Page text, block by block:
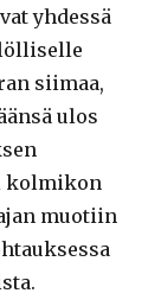
yhdessä
siimaa,
ulos
kolmikon
muotiin